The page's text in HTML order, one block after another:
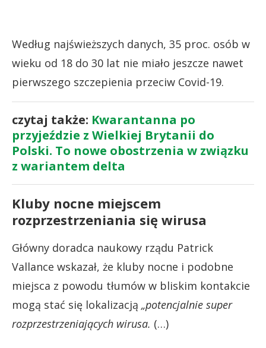
Według najświeższych danych, 35 proc. osób w
wieku od 18 do 30 lat nie miało jeszcze nawet
pierwszego szczepienia przeciw Covid-19.
czytaj także: Kwarantanna po
przyjeździe z Wielkiej Brytanii do
Polski. To nowe obostrzenia w związku
z wariantem delta
Kluby nocne miejscem
rozprzestrzeniania się wirusa
Główny doradca naukowy rządu Patrick
Vallance wskazał, że kluby nocne i podobne
miejsca z powodu tłumów w bliskim kontakcie
mogą stać się lokalizacją „potencjalnie super
rozprzestrzeniających wirusa. (…)